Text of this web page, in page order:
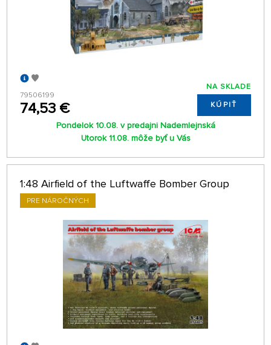
79506199
74,53 €
NA SKLADE
KÚPIŤ
Pondelok 10.08. v predajni Nademlejnská
Utorok 11.08. môže byť u Vás
1:48 Airfield of the Luftwaffe Bomber Group
PRE NÁROČNÝCH